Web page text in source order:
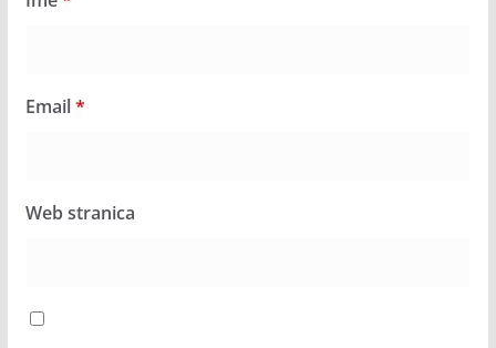
Email*
Web stranica